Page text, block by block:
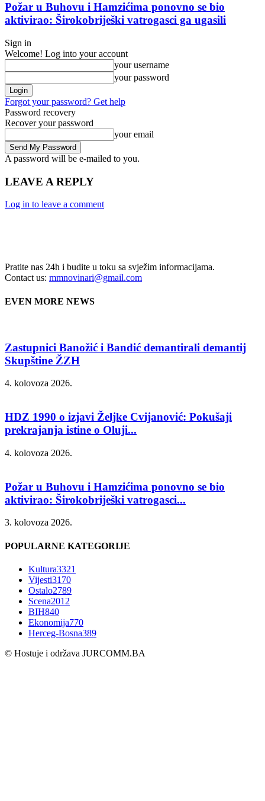
Požar u Buhovu i Hamzićima ponovno se bio
aktivirao: Širokobriješki vatrogasci ga ugasili
Sign in
Welcome! Log into your account
your username
your password
Forgot your password? Get help
Password recovery
Recover your password
your email
A password will be e-mailed to you.
LEAVE A REPLY
Log in to leave a comment
Pratite nas 24h i budite u toku sa svježim informacijama.
Contact us: mmnovinari@gmail.com
EVEN MORE NEWS
Zastupnici Banožić i Bandić demantirali demantij
Skupštine ŽZH
4. kolovoza 2026.
HDZ 1990 o izjavi Željke Cvijanović: Pokušaji
prekrajanja istine o Oluji...
4. kolovoza 2026.
Požar u Buhovu i Hamzićima ponovno se bio
aktivirao: Širokobriješki vatrogasci...
3. kolovoza 2026.
POPULARNE KATEGORIJE
Kultura3321
Vijesti3170
Ostalo2789
Scena2012
BIH840
Ekonomija770
Herceg-Bosna389
© Hostuje i održava JURCOMM.BA